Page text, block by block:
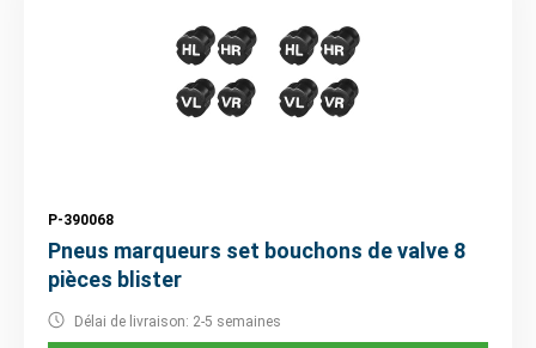
P-390068
Pneus marqueurs set bouchons de valve 8
pièces blister
Délai de livraison: 2-5 semaines